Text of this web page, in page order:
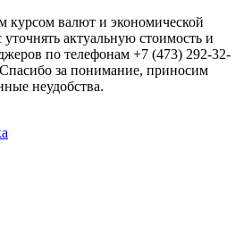
курсом валют и экономической
актуальную стоимость и
по телефонам +7 (473) 292-32-
за понимание, приносим
неудобства.